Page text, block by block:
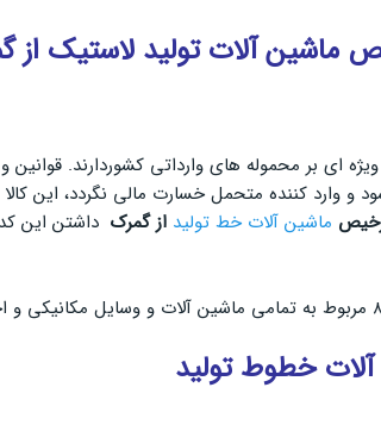
ماشین آلات تولید لاستیک از
ویژه ای بر محموله های وارداتی کشوردارند.
و وارد کننده متحمل خسارت مالی نگردد، این
ماشین آلات خط تولید از گمرک داشتن این
خطوط تولید